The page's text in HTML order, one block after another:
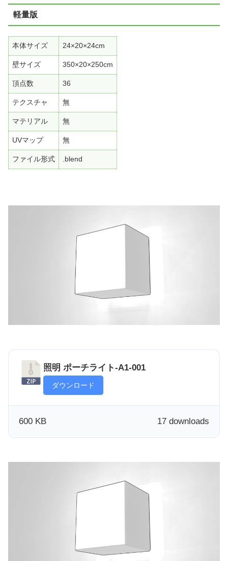
軽量版
本体サイズ 24×20×24cm
壁サイズ 350×20×250cm
頂点数 36
テクスチャ 無
マテリアル 無
UVマップ 無
ファイル形式 .blend
照明 ポーチライト-A1-001
ダウンロード
17 downloads
600 KB